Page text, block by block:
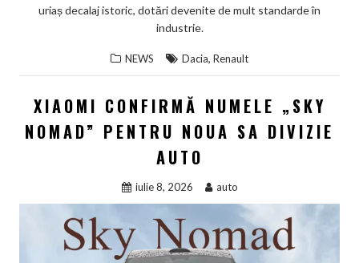
uriaș decalaj istoric, dotări devenite de mult standarde în
industrie.
NEWS Dacia, Renault
XIAOMI CONFIRMĂ NUMELE „SKY
NOMAD” PENTRU NOUA SA DIVIZIE
AUTO
iulie 8, 2026 auto